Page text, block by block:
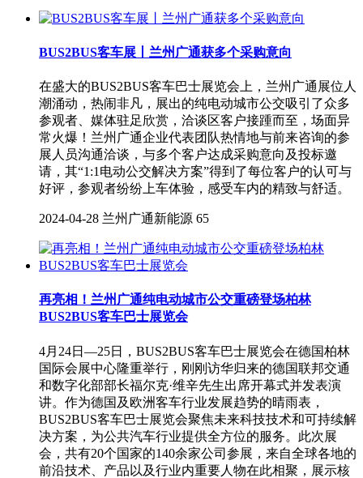
BUS2BUS客车展丨兰州广通获多个采购意向
在盛大的BUS2BUS客车巴士展览会上，兰州广通展位人
潮涌动，热闹非凡，展出的纯电动城市公交吸引了众多
参观者、媒体驻足欣赏，洽谈区客户接踵而至，场面异
常火爆！兰州广通企业代表团队热情地与前来咨询的参
展人员沟通洽谈，与多个客户达成采购意向及投标邀
请，其“1:1电动公交解决方案”得到了每位客户的认可与
好评，参观者纷纷上车体验，感受车内的精致与舒适。
2024-04-28 兰州广通新能源 65
再亮相！兰州广通纯电动城市公交重磅登场柏林
BUS2BUS客车巴士展览会
4月24日—25日，BUS2BUS客车巴士展览会在德国柏林
国际会展中心隆重举行，刚刚访华归来的德国联邦交通
和数字化部部长福尔克·维辛先生出席开幕式并发表演
讲。作为德国及欧洲客车行业发展趋势的晴雨表，
BUS2BUS客车巴士展览会聚焦未来科技技术和可持续解
决方案，为公共汽车行业提供全方位的服务。此次展
会，共有20个国家的140余家公司参展，来自全球各地的
前沿技术、产品以及行业内重要人物在此相聚，展示核